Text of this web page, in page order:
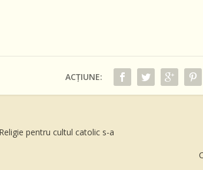
ACȚIUNE:
pentru cultul catolic s-a